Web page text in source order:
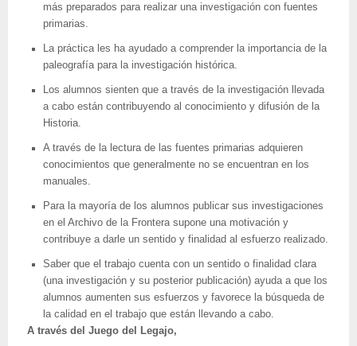
más preparados para realizar una investigación con fuentes
primarias.
La práctica les ha ayudado a comprender la importancia de la
paleografía para la investigación histórica.
Los alumnos sienten que a través de la investigación llevada
a cabo están contribuyendo al conocimiento y difusión de la
Historia.
A través de la lectura de las fuentes primarias adquieren
conocimientos que generalmente no se encuentran en los
manuales.
Para la mayoría de los alumnos publicar sus investigaciones
en el Archivo de la Frontera supone una motivación y
contribuye a darle un sentido y finalidad al esfuerzo realizado.
Saber que el trabajo cuenta con un sentido o finalidad clara
(una investigación y su posterior publicación) ayuda a que los
alumnos aumenten sus esfuerzos y favorece la búsqueda de
la calidad en el trabajo que están llevando a cabo.
A través del Juego del Legajo,